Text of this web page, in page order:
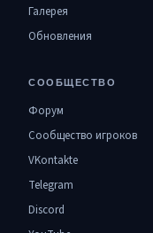
Галерея
Обновления
СООБЩЕСТВО
Форум
Сообщество игроков
VKontakte
Telegram
Discord